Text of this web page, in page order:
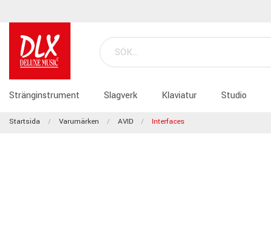
Stränginstrument Slagverk Klaviatur Studio
Startsida Varumärken AVID Interfaces